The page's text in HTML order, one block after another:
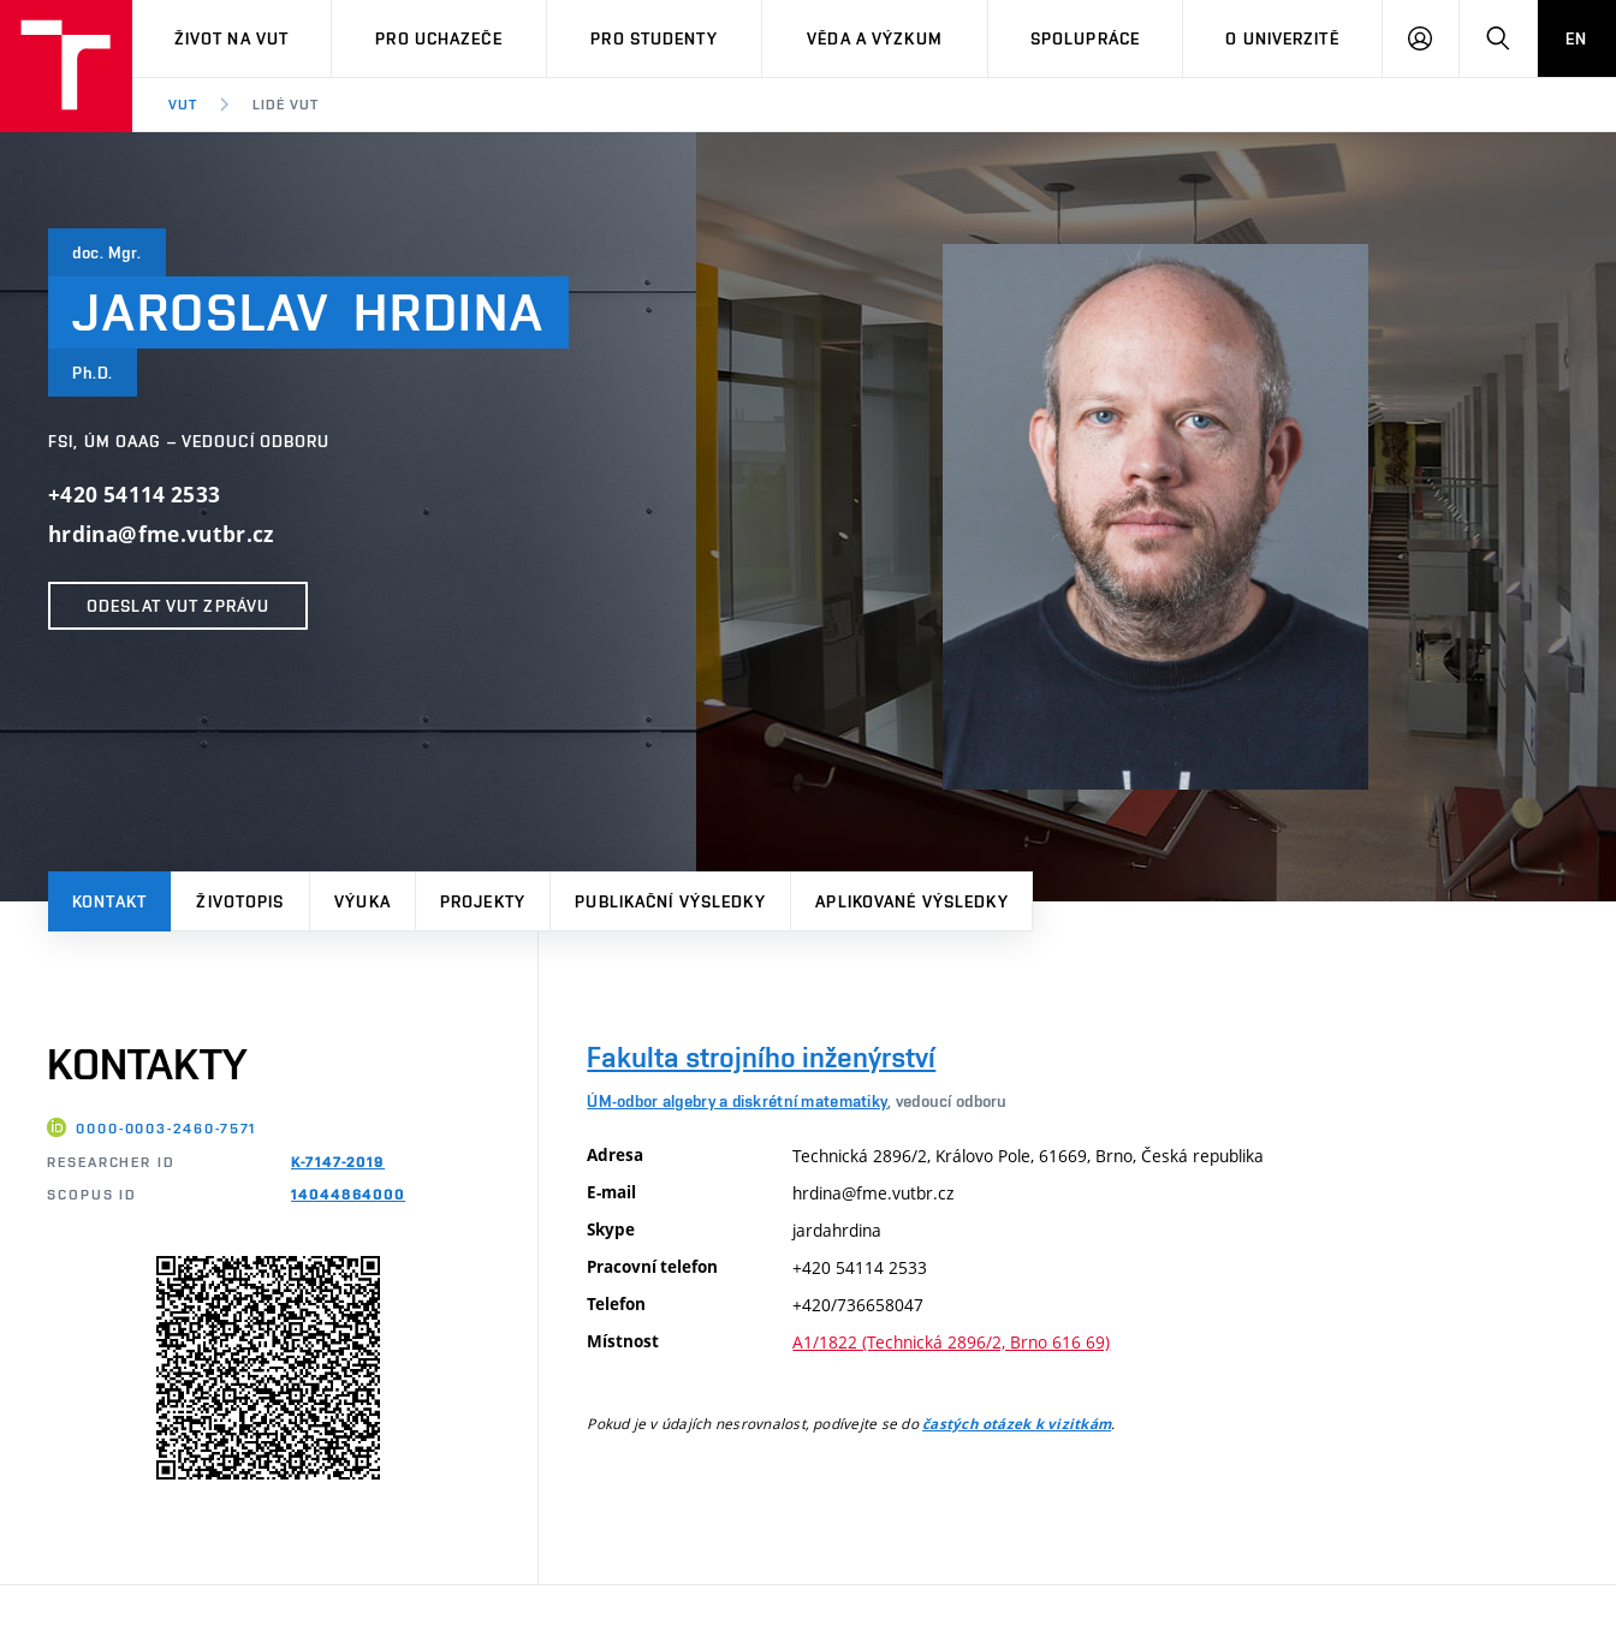
VUT
ŽIVOT NA VUT PRO UCHAZEČE PRO STUDENTY VĚDA A VÝZKUM SPOLUPRÁCE O UNIVERZITĚ
PŘIHLÁSIT HLEDATEN
VUT LIDÉ VUT
doc. Mgr.
JAROSLAV HRDINA
Ph.D.
FSI, ÚM OAAG – VEDOUCÍ ODBORU
+420 54114 2533
hrdina@fme.vutbr.cz
ODESLAT VUT ZPRÁVU
KONTAKT ŽIVOTOPIS VÝUKA PROJEKTY PUBLIKAČNÍ VÝSLEDKY APLIKOVANÉ VÝSLEDKY
KONTAKTY
0000-0003-2460-7571
RESEARCHER ID
K-7147-2019
SCOPUS ID
14044864000
Fakulta strojního inženýrství
ÚM-odbor algebry a diskrétní matematiky, vedoucí odboru
Adresa Technická 2896/2, Královo Pole, 61669, Brno, Česká republika
E-mail hrdina@fme.vutbr.cz
Skype jardahrdina
Pracovní telefon +420 54114 2533
Telefon +420/736658047
Místnost A1/1822 (Technická 2896/2, Brno 616 69)
Pokud je v údajích nesrovnalost, podívejte se dočastých otázek k vizitkám.